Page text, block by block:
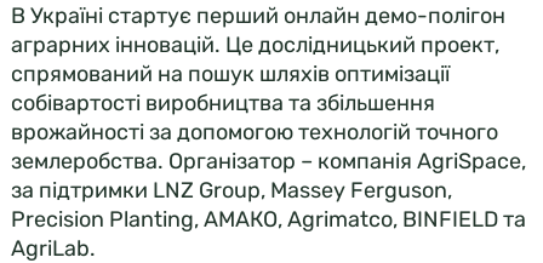
В Україні стартує перший онлайн демо-полігон
аграрних інновацій. Це дослідницький проект,
спрямований на пошук шляхів оптимізації
собівартості виробництва та збільшення
врожайності за допомогою технологій точного
землеробства. Організатор – компанія AgriSpace,
за підтримки LNZ Group, Massey Ferguson,
Precision Planting, АМАКО, Аgrimatco, BINFIELD та
AgriLab.